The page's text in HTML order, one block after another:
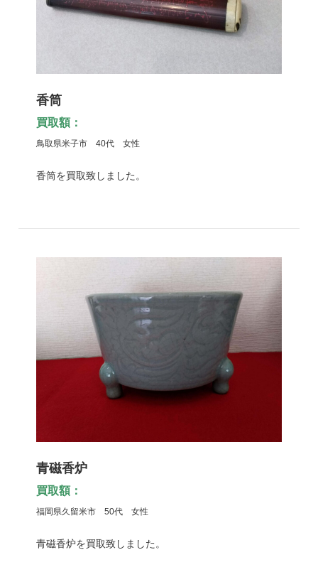
香筒
買取額：
鳥取県米子市 40代 女性
香筒を買取致しました。
青磁香炉
買取額：
福岡県久留米市 50代 女性
青磁香炉を買取致しました。